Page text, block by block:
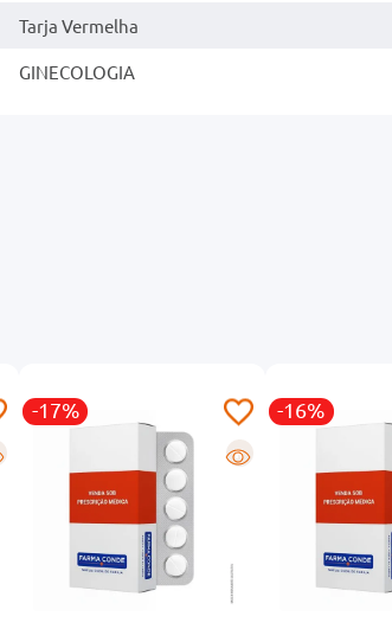
Tarja Vermelha
GINECOLOGIA
-17%
R
-16%